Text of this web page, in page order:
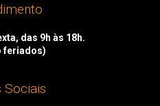
das 9h às 18h.
feriados)
Sociais